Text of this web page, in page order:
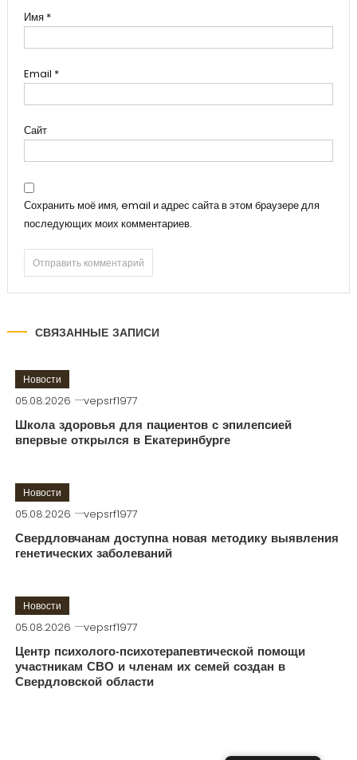
Имя *
Email *
Сайт
Сохранить моё имя, email и адрес сайта в этом браузере для
последующих моих комментариев.
СВЯЗАННЫЕ ЗАПИСИ
Новости
05.08.2026 vepsrf1977
Школа здоровья для пациентов с эпилепсией
впервые открылся в Екатеринбурге
Новости
05.08.2026 vepsrf1977
Свердловчанам доступна новая методику выявления
генетических заболеваний
Новости
05.08.2026 vepsrf1977
Центр психолого-психотерапевтической помощи
участникам СВО и членам их семей создан в
Свердловской области